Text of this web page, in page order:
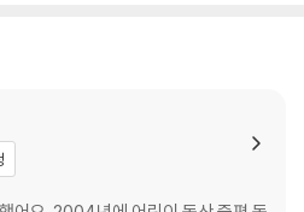
것 역시 기쁜 일이다. 샘이 날 때도 있
가 되길 바란다.